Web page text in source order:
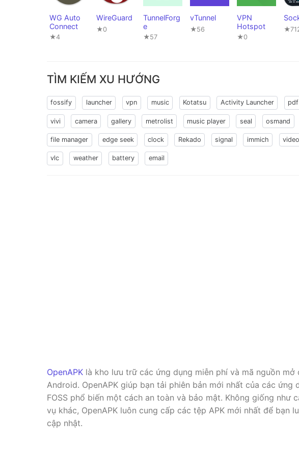
WG Auto
Connect
★4
WireGuard
★0
TunnelForg
e
★57
vTunnel
★56
VPN
Hotspot
★0
TÌM KIẾM XU HƯỚNG
fossify launcher vpn music Kotatsu Activity Launcher pdf
vivi camera gallery metrolist music player seal osmand
file manager edge seek clock Rekado signal immich video
vlc weather battery email
OpenAPK là kho lưu trữ các ứng dụng miễn phí và mã nguồn mở
Android. OpenAPK giúp bạn tải phiên bản mới nhất của các ứng
FOSS phổ biến một cách an toàn và bảo mật. Không giống như
vụ khác, OpenAPK luôn cung cấp các tệp APK mới nhất để bạn
cập nhật.